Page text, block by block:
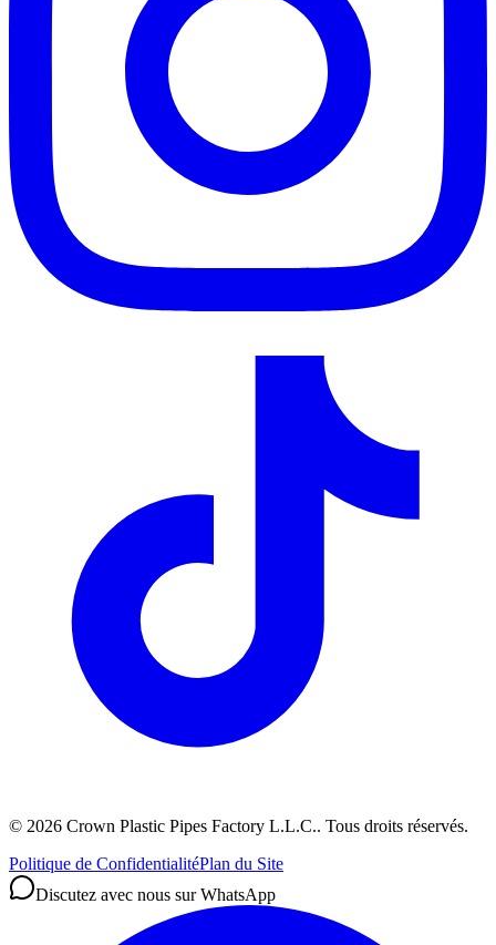
© 2026 Crown Plastic Pipes Factory L.L.C.. Tous droits réservés.
Politique de ConfidentialitéPlan du Site
Discutez avec nous sur WhatsApp